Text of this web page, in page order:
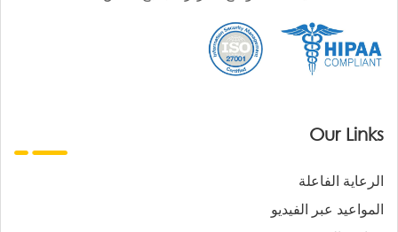
Our Links
الرعاية الفاعلة
المواعيد عبر الفيديو